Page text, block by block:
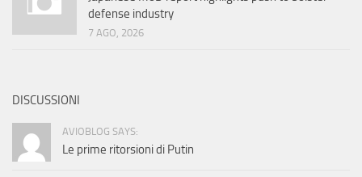
defense industry
7 AGO, 2026
DISCUSSIONI
AVIOBLOG SAYS:
Le prime ritorsioni di Putin